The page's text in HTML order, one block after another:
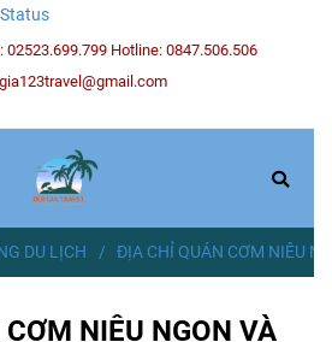
02523.699.799 Hotline: 0847.506.506
DU LỊCH / ĐỊA CHỈ QUÁN CƠM NIÊU
NIÊU NGON VÀ